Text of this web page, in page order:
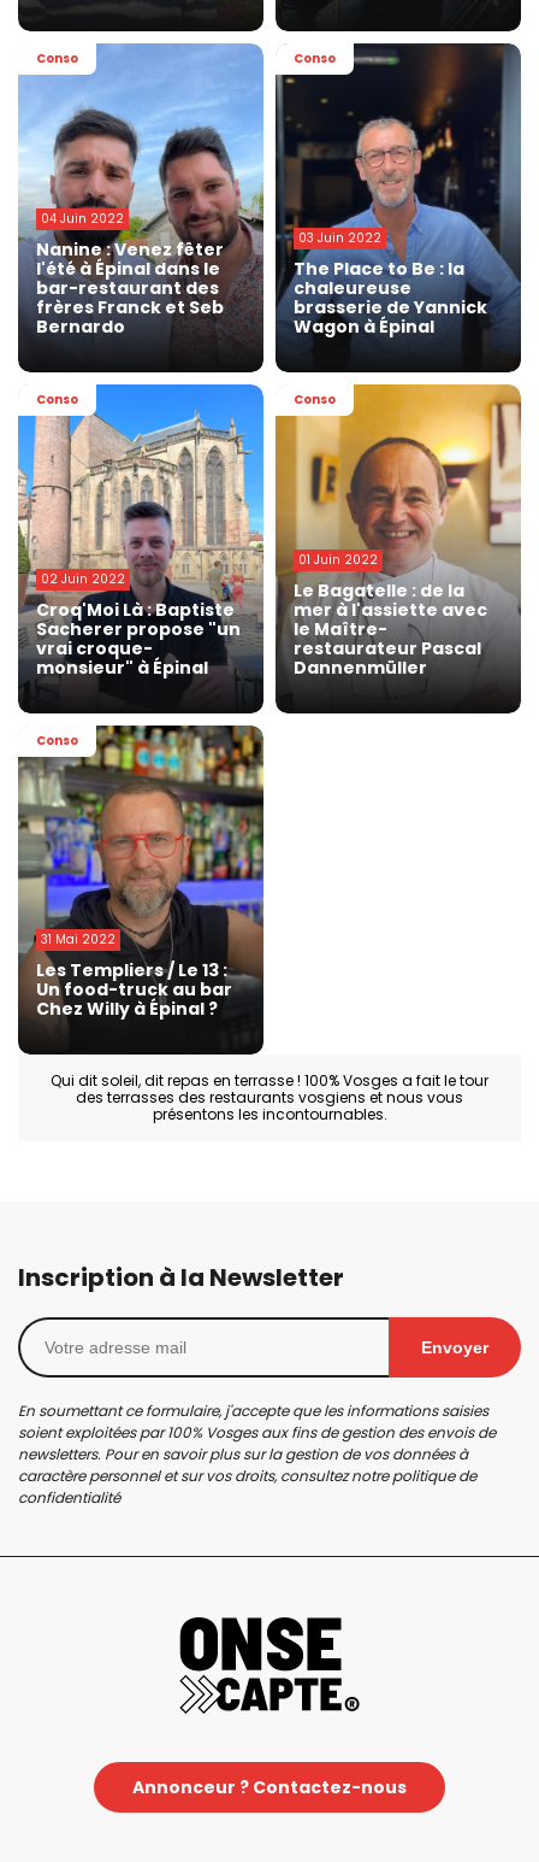
Conso
04 Juin 2022
Nanine : Venez fêter
l'été à Épinal dans le
bar-restaurant des
frères Franck et Seb
Bernardo
Conso
03 Juin 2022
The Place to Be : la
chaleureuse
brasserie de Yannick
Wagon à Épinal
Conso
02 Juin 2022
Croq'Moi Là : Baptiste
Sacherer propose "un
vrai croque-
monsieur" à Épinal
Conso
01 Juin 2022
Le Bagatelle : de la
mer à l'assiette avec
le Maître-
restaurateur Pascal
Dannenmüller
Conso
31 Mai 2022
Les Templiers / Le 13 :
Un food-truck au bar
Chez Willy à Épinal ?
Qui dit soleil, dit repas en terrasse ! 100% Vosges a fait le tour
des terrasses des restaurants vosgiens et nous vous
présentons les incontournables.
Inscription à la Newsletter
Envoyer
En soumettant ce formulaire, j'accepte que les informations saisies
soient exploitées par 100% Vosges aux fins de gestion des envois de
newsletters. Pour en savoir plus sur la gestion de vos données à
caractère personnel et sur vos droits, consultez notrepolitique de
confidentialité
Annonceur ? Contactez-nous